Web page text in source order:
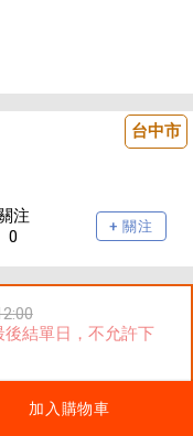
台中市
注
0
+ 關注
後結單日，不允許下
加入購物車